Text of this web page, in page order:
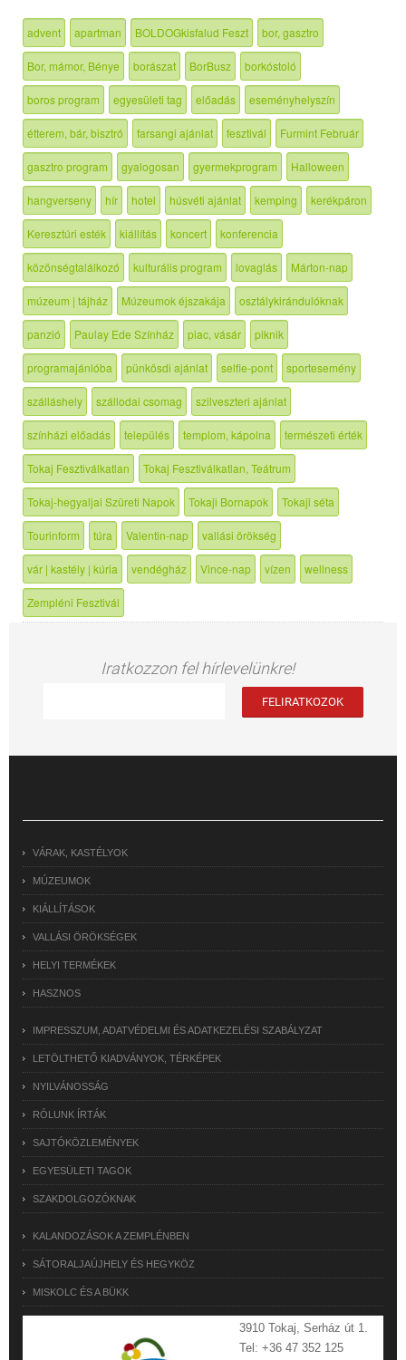
advent apartman BOLDOGkisfalud Feszt bor, gasztro
Bor, mámor, Bénye borászat BorBusz borkóstoló
boros program egyesületi tag előadás eseményhelyszín
étterem, bár, bisztró farsangi ajánlat fesztivál Furmint Február
gasztro program gyalogosan gyermekprogram Halloween
hangverseny hír hotel húsvéti ajánlat kemping kerékpáron
Keresztúri esték kiállítás koncert konferencia
közönségtalálkozó kulturális program lovaglás Márton-nap
múzeum | tájház Múzeumok éjszakája osztálykirándulóknak
panzió Paulay Ede Színház piac, vásár piknik
programajánlóba pünkösdi ajánlat selfie-pont sportesemény
szálláshely szállodai csomag szilveszteri ajánlat
színházi előadás település templom, kápolna természeti érték
Tokaj Fesztiválkatlan Tokaj Fesztiválkatlan, Teátrum
Tokaj-hegyaljai Szüreti Napok Tokaji Bornapok Tokaji séta
Tourinform túra Valentin-nap vallási örökség
vár | kastély | kúria vendégház Vince-nap vízen wellness
Zempléni Fesztivál
Iratkozzon fel hírlevelünkre!
VÁRAK, KASTÉLYOK
MÚZEUMOK
KIÁLLÍTÁSOK
VALLÁSI ÖRÖKSÉGEK
HELYI TERMÉKEK
HASZNOS
IMPRESSZUM, ADATVÉDELMI ÉS ADATKEZELÉSI SZABÁLYZAT
LETÖLTHETŐ KIADVÁNYOK, TÉRKÉPEK
NYILVÁNOSSÁG
RÓLUNK ÍRTÁK
SAJTÓKÖZLEMÉNYEK
EGYESÜLETI TAGOK
SZAKDOLGOZÓKNAK
KALANDOZÁSOK A ZEMPLÉNBEN
SÁTORALJAÚJHELY ÉS HEGYKÖZ
MISKOLC ÉS A BÜKK
3910 Tokaj, Serház út 1.
Tel: +36 47 352 125